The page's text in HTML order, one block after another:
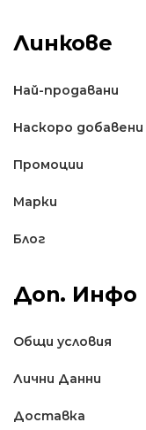
Линкове
Най-продавани
Наскоро добавени
Промоции
Марки
Блог
Доп. Инфо
Общи условия
Лични Данни
Доставкa